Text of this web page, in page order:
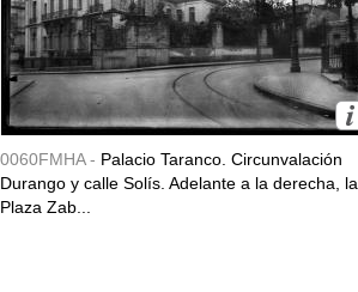
0060FMHA - Palacio Taranco. Circunvalación
Durango y calle Solís. Adelante a la derecha, la
Plaza Zab...